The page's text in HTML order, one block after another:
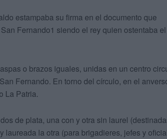
estampaba su firma en el documento que
Fernando1 siendo el rey quien ostentaba
o brazos iguales, unidas en un centro
Fernando. En torno del círculo, en el
La Patria.
de plata, una con y otra sin laurel
laureada la otra (para brigadieres, jefes y